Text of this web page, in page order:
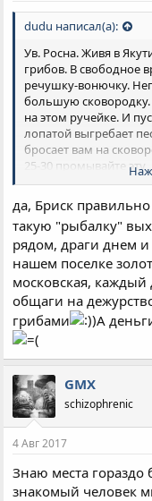
dudu написал(а):
Ув. Росна. Живя в
грибов. В свободное
речушку-вонючку.
большую
на этом ручейке. И
лопатой выгребает
бросает вам на
25-30 промывайте эту
Будете приятно
На дне останутся
2-3 штучки. А если
да, Бриск
такую "рыбалку"
рядом, драги днем
нашем поселке
московская, каждый
общаги на
грибами
А
GMX
schizophrenic
4 Авг 2017
Знаю места гораздо
знакомый человек